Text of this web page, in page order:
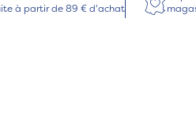
à partir de 89 € d'achat